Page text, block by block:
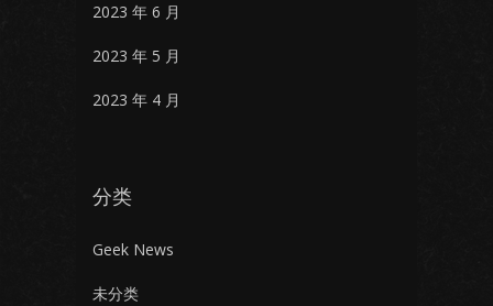
2023 年 6 月
2023 年 5 月
2023 年 4 月
分类
Geek News
未分类